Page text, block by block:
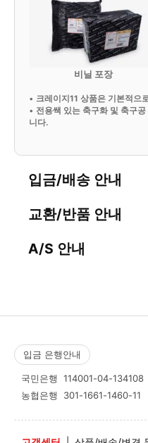
비닐 포장
• 크레이지11 상품은 기본적으
• 전용쌕 있는 축구화 및 축구
니다.
입금/배송 안내
교환/반품 안내
A/S 안내
입금 은행안내
국민은행 114001-04-134108
농협은행 301-1661-1460-11